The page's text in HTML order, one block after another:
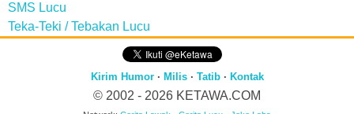
SMS Lucu
Teka-Teki / Tebakan Lucu
Kirim Humor· Milis· Tatib· Kontak
© 2002 - 2026 KETAWA.COM